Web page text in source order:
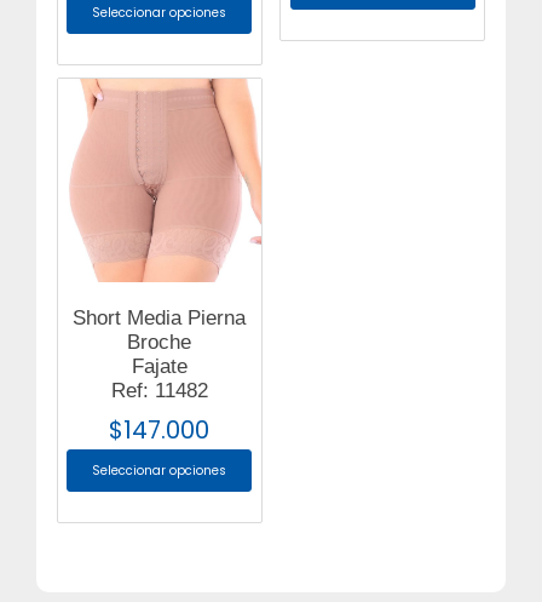
Seleccionar opciones
Short Media Pierna
Broche
Fajate
Ref: 11482
$147.000
Seleccionar opciones